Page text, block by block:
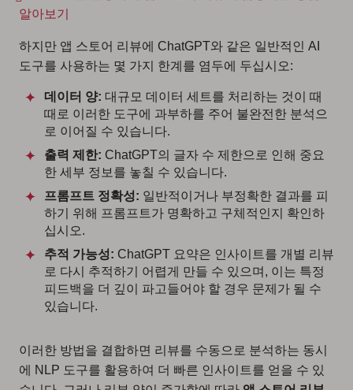
알아보기
하지만 앱 스토어 리뷰에 ChatGPT와 같은 일반적인 AI
도구를 사용하는 몇 가지 한계를 염두에 두십시오:
데이터 양: 대규모 데이터 세트를 처리하는 것이 때
때로 이러한 도구에 과부하를 주어 불완전한 분석으
로 이어질 수 있습니다.
출력 제한: ChatGPT의 글자 수 제한으로 인해 중요
한 세부 정보를 놓칠 수 있습니다.
프롬프트 정확성: 일반적이거나 부정확한 결과를 피
하기 위해 프롬프트가 명확하고 구체적인지 확인하
십시오.
추적 가능성: ChatGPT 요약은 인사이트를 개별 리뷰
로 다시 추적하기 어렵게 만들 수 있으며, 이는 특정
피드백을 더 깊이 파고들어야 할 경우 문제가 될 수
있습니다.
이러한 방법을 결합하면 리뷰를 수동으로 분석하는 동시
에 NLP 도구를 활용하여 더 빠른 인사이트를 얻을 수 있